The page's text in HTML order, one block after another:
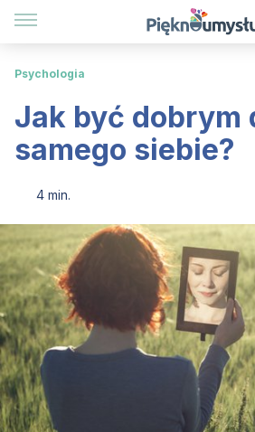
Psychologia
Jak być dobrym
samego siebie?
4 min.